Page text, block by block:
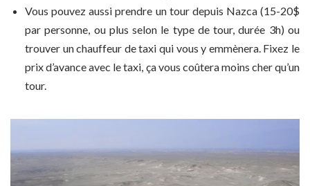
Vous pouvez aussi prendre un tour depuis Nazca (15-20$
par personne, ou plus selon le type de tour, durée 3h) ou
trouver un chauffeur de taxi qui vous y emmènera. Fixez le
prix d’avance avec le taxi, ça vous coûtera moins cher qu’un
tour.